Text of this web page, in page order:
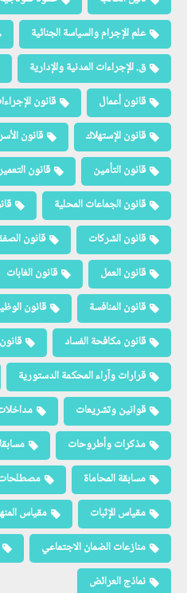
علم الإجرام والسياسة الجنائية
ق. الإجراءات المدنية والإدارية
قانون أعمال
قانون
قانون الإستهلاك
قانون
قانون التأمين
قانون
قانون الجماعات المحلية
قانون الشركات
قانون
قانون العمل
قانون الغابات
قانون المنافسة
قانون
قانون مكافحة الفساد
قرارات وآراء المحكمة الدستورية
قوانين وتشريعات
مذكرات وأطروحات
مسابقة المحاماة
مقياس الإثبات
مقياس
منازعات الضمان الاجتماعي
نماذج العرائض